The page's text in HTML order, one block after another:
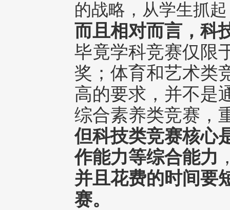
的战略，从学生抓
而且相对而言，科
毕竟学科竞赛仅限
奖；体育和艺术类
高的要求，并不是
综合素养类竞赛，
但科技类竞赛核心
作能力等综合能力
并且花费的时间要
赛。